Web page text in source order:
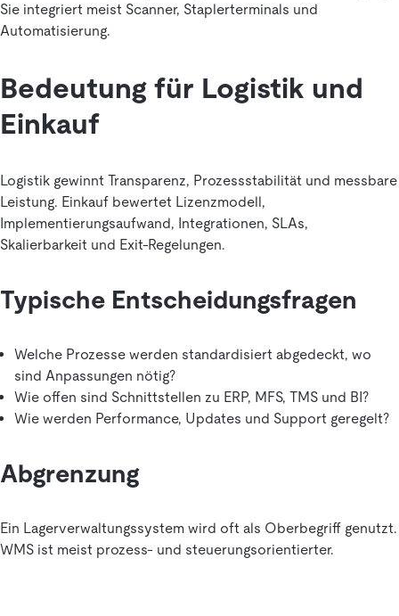
Sie integriert meist Scanner, Staplerterminals und
Automatisierung.
Bedeutung für Logistik und
Einkauf
Logistik gewinnt Transparenz, Prozessstabilität und messbare
Leistung. Einkauf bewertet Lizenzmodell,
Implementierungsaufwand, Integrationen, SLAs,
Skalierbarkeit und Exit-Regelungen.
Typische Entscheidungsfragen
Welche Prozesse werden standardisiert abgedeckt, wo
sind Anpassungen nötig?
Wie offen sind Schnittstellen zu ERP, MFS, TMS und BI?
Wie werden Performance, Updates und Support geregelt?
Abgrenzung
Ein Lagerverwaltungssystem wird oft als Oberbegriff genutzt.
WMS ist meist prozess- und steuerungsorientierter.